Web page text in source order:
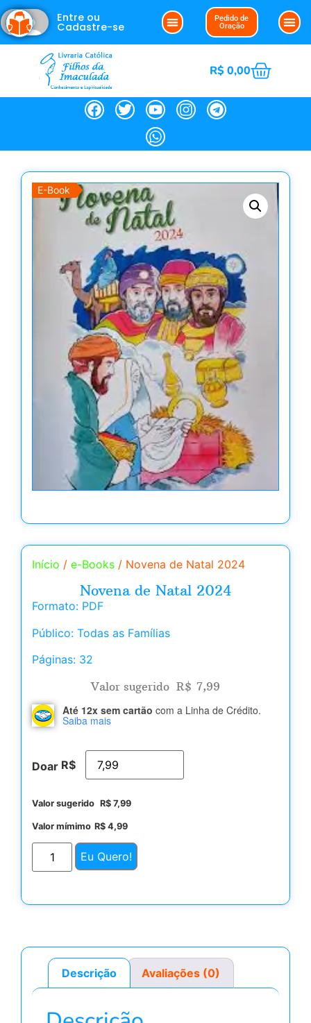
Entre ou
Cadastre-se
Pedido de
Oração
R$0,00
E-Book
Início / e-Books / Novena de Natal 2024
Novena de Natal 2024
Formato: PDF
Público: Todas as Famílias
Páginas: 32
Valor sugerido R$ 7,99
Até 12x sem cartão com a Linha de Crédito.
Saiba mais
Doar R$
Valor sugerido R$ 7,99
Valor mímimo R$ 4,99
Eu Quero!
Descrição Avaliações (0)